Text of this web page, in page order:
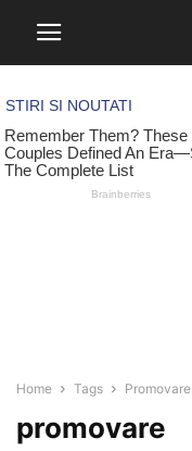
Home Tags Promovare
promovare